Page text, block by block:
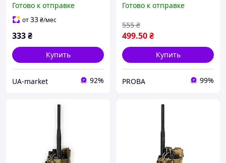
LE3507 с эластичным
джгутом и MOLLE 15х6.5х5
Готово к отправке
от33₴/мес
333₴
Купить
UA-market 92%
Готово к отправке
499.50₴
555 ₴
Купить
PROBA 99%